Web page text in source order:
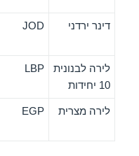
דינר ירדני JOD
לירה לבנונית
10 יחידות
LBP
לירה מצרית EGP